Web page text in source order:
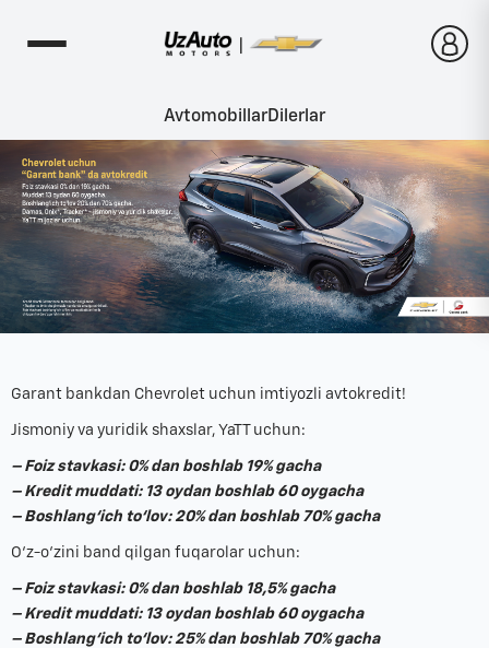
AvtomobillarDilerlar
Garant bankdan Chevrolet uchun imtiyozli avtokredit!
Jismoniy va yuridik shaxslar, YaTT uchun:
– Foiz stavkasi: 0% dan boshlab 19% gacha
– Kredit muddati: 13 oydan boshlab 60 oygacha
– Boshlang‘ich to‘lov: 20% dan boshlab 70% gacha
O‘z-o‘zini band qilgan fuqarolar uchun:
– Foiz stavkasi: 0% dan boshlab 18,5% gacha
– Kredit muddati: 13 oydan boshlab 60 oygacha
– Boshlang‘ich to‘lov: 25% dan boshlab 70% gacha